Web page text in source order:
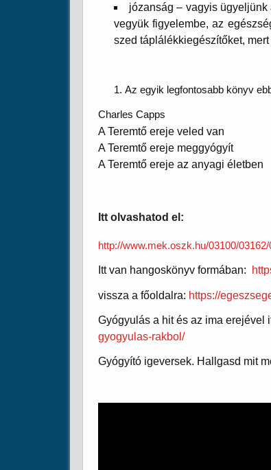
józanság – vagyis
vegyük figyelembe, az
szed táplálékkiegészítőket,
Az egyik legfontosabb könyv
Charles Capps
A Teremtő ereje veled van
A Teremtő ereje meggyógyít
A Teremtő ereje az anyagi életben
Itt olvashatod el:
http://www.mek.oszk.hu/03100/
Itt van hangoskönyv formában:
vissza a főoldalra: https://
Gyógyulás a hit és az ima erejével
gyogyulas-rakbol/
Gyógyító igeversek. Hallgasd mit